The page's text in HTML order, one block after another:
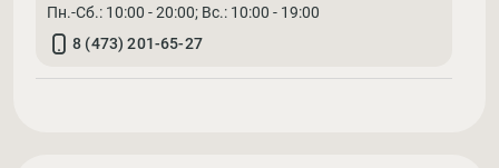
Пн.-Сб.: 10:00 - 20:00; Вс.: 10:00 - 19:00
8 (473) 201-65-27